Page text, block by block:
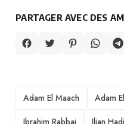
PARTAGER AVEC DES
TAGS
Adam El Maach Adam
Ibrahim Rabbaj
Ilian